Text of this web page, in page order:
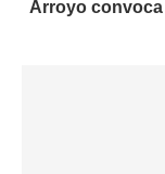
Arroyo